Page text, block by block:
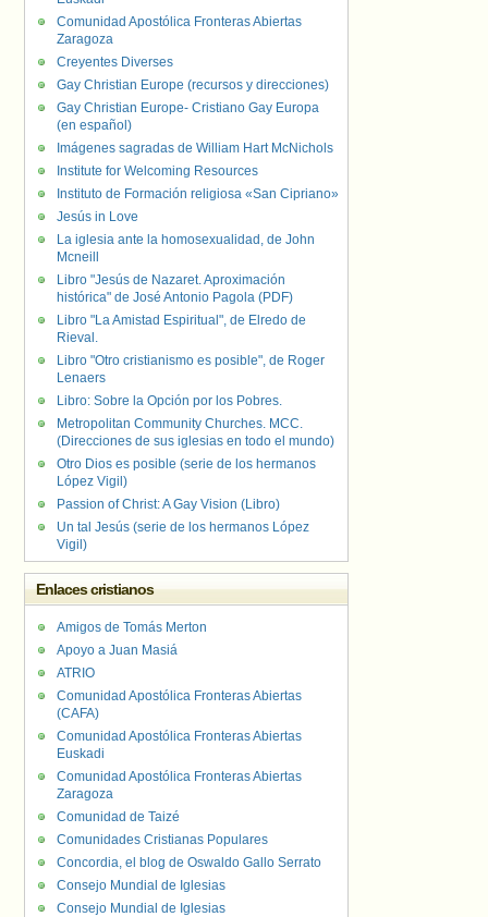
Comunidad Apostólica Fronteras Abiertas
Zaragoza
Creyentes Diverses
Gay Christian Europe (recursos y direcciones)
Gay Christian Europe- Cristiano Gay Europa
(en español)
Imágenes sagradas de William Hart McNichols
Institute for Welcoming Resources
Instituto de Formación religiosa «San Cipriano»
Jesús in Love
La iglesia ante la homosexualidad, de John
Mcneill
Libro "Jesús de Nazaret. Aproximación
histórica" de José Antonio Pagola (PDF)
Libro "La Amistad Espiritual", de Elredo de
Rieval.
Libro "Otro cristianismo es posible", de Roger
Lenaers
Libro: Sobre la Opción por los Pobres.
Metropolitan Community Churches. MCC.
(Direcciones de sus iglesias en todo el mundo)
Otro Dios es posible (serie de los hermanos
López Vigil)
Passion of Christ: A Gay Vision (Libro)
Un tal Jesús (serie de los hermanos López
Vigil)
Enlaces cristianos
Amigos de Tomás Merton
Apoyo a Juan Masiá
ATRIO
Comunidad Apostólica Fronteras Abiertas
(CAFA)
Comunidad Apostólica Fronteras Abiertas
Euskadi
Comunidad Apostólica Fronteras Abiertas
Zaragoza
Comunidad de Taizé
Comunidades Cristianas Populares
Concordia, el blog de Oswaldo Gallo Serrato
Consejo Mundial de Iglesias
Consejo Mundial de Iglesias